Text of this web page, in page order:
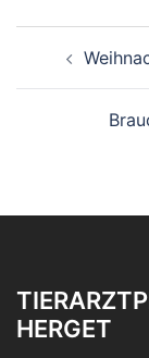
HERGET